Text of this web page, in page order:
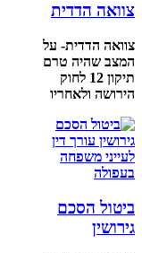
צוואה הדדית
צוואה הדדית- על
המצב שהיה טרם
תיקון 12 לחוק
הירושה ולאחריו
ביטול הסכם
גירושין